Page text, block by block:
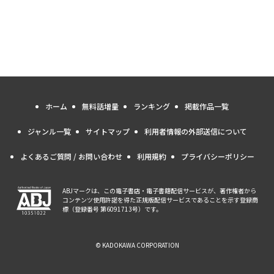
ホーム 無料話増量 ランキング 掲載作品一覧
ジャンル一覧 サイトマップ 利用者情報の外部送信について
よくあるご質問 / お問い合わせ 利用規約 プライバシーポリシー
ABJマークは、この電子書店・電子書籍配信サービスが、著作権者から
コンテンツ使用許諾を得た正規版配信サービスであることを示す登録商
標（登録番号 第6091713号）です。
© KADOKAWA CORPORATION